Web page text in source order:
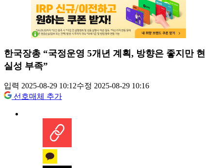
한국장총 “국정운영 5개년 계획, 방향은 좋지만 현
실성 부족”
입력 2025-08-29 10:12수정 2025-08-29 10:16
선호매체 추가